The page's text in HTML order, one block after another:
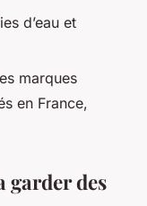
d’eau et
marques
en France,
garder des